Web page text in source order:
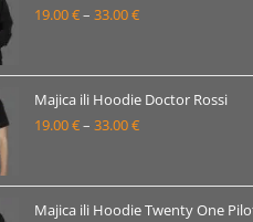
do
19.00€– 33.00€Raspon
od
19.00 €
do
Majica ili Hoodie Doctor Rossi
19.00€– 33.00€Raspon
od
19.00 €
Majica ili Hoodie Twenty One